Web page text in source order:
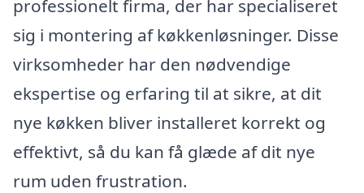
professionelt firma, der har specialiseret
sig i montering af køkkenløsninger. Disse
virksomheder har den nødvendige
ekspertise og erfaring til at sikre, at dit
nye køkken bliver installeret korrekt og
effektivt, så du kan få glæde af dit nye
rum uden frustration.